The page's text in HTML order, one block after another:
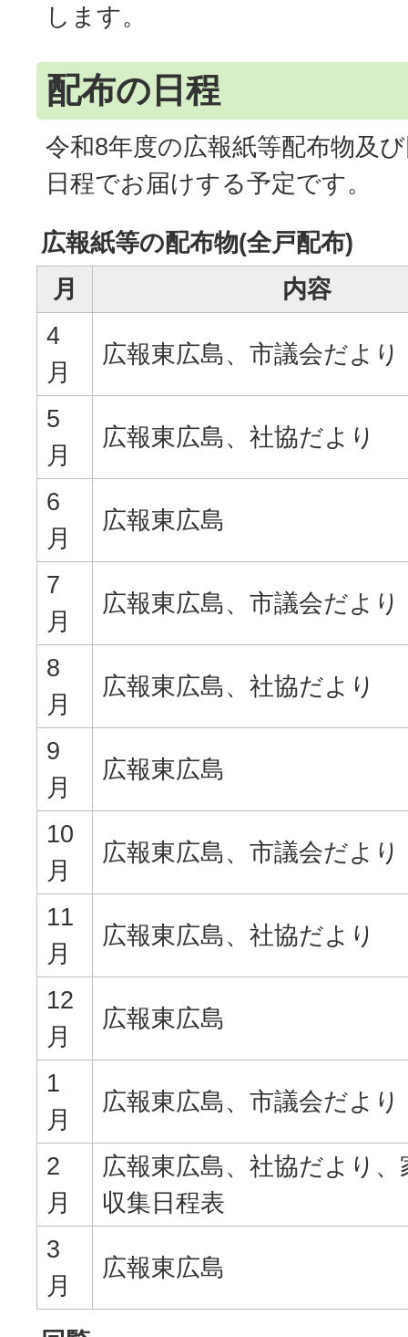
します。
配布の日程
令和8年度の広報紙等配布物及
日程でお届けする予定です。
広報紙等の配布物(全戸配布)
月
内容
4
月
広報東広島、市議会だより
5
月
広報東広島、社協だより
6
月
広報東広島
7
月
広報東広島、市議会だより
8
月
広報東広島、社協だより
9
月
広報東広島
10
月
広報東広島、市議会だより
11
月
広報東広島、社協だより
12
月
広報東広島
1
月
広報東広島、市議会だより
2
月
広報東広島、社協だより
収集日程表
3
月
広報東広島